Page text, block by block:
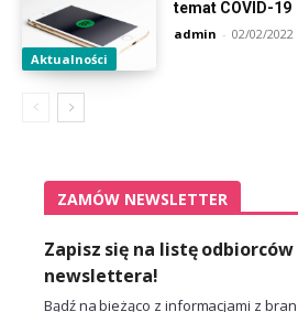
Aktualności
temat COVID-19
admin - 02/02/2022
ZAMÓW NEWSLETTER
Zapisz się na listę
newslettera!
Bądź na bieżąco z informacjami z